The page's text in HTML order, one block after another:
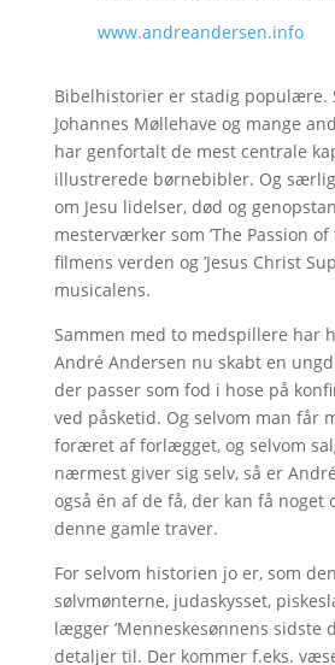
www.andreandersen.info
Bibelhistorier er stadig populære.
Johannes Møllehave og mange
har genfortalt de mest centrale
illustrerede børnebibler. Og
om Jesu lidelser, død og
mesterværker som ’The Passion of
filmens verden og ’Jesus Christ
musicalens.
Sammen med to medspillere har
André Andersen nu skabt en
der passer som fod i hose på
ved påsketid. Og selvom man får
foræret af forlægget, og selvom
nærmest giver sig selv, så er
også én af de få, der kan få noget
denne gamle traver.
For selvom historien jo er, som
sølvmønterne, judaskysset,
lægger ’Menneskesønnens sidste
detaljer til. Der kommer f.eks.